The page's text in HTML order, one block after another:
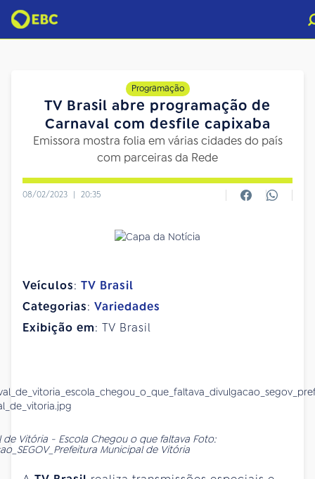
Programação
TV Brasil abre programação de
Carnaval com desfile capixaba
Emissora mostra folia em várias cidades do país
com parceiras da Rede
08/02/2023 | 20:35
Veículos: TV Brasil
Categorias: Variedades
Exibição em: TV Brasil
de Vitória - Escola Chegou o que faltava Foto:
Municipal de Vitória